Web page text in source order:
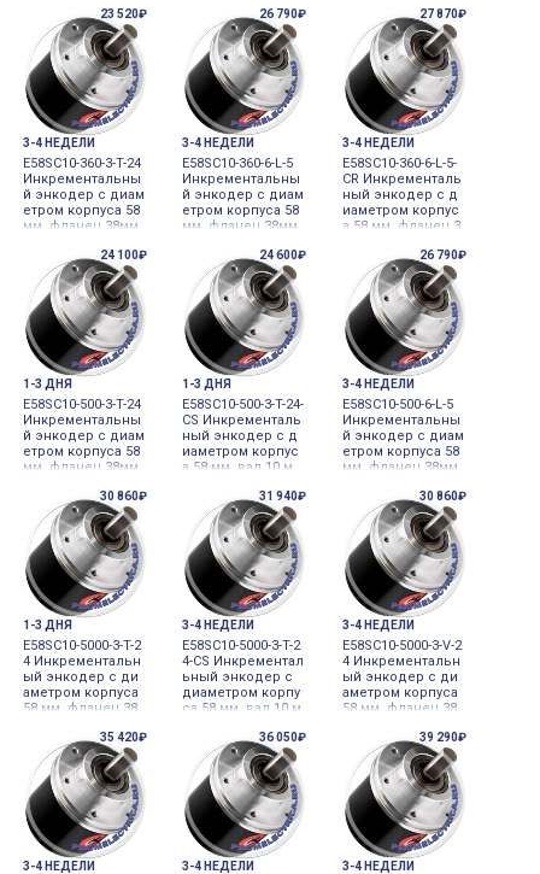
мп/об, выход Lin
e driver Autonics
0 имп/об, выход
Totem pole Autoni
cs
00 имп/об, выход
NPN Autonics
23 520₽
3-4 НЕДЕЛИ
E58SC10-360-3-T-24
Инкрементальны
й энкодер с диам
етром корпуса 58
мм, фланец 38мм,
п/об, выход Tote
m pole Autonics
26 790₽
3-4 НЕДЕЛИ
E58SC10-360-6-L-5
Инкрементальны
й энкодер с диам
етром корпуса 58
мм, фланец 38мм,
п/об, выход Line
driver Autonics
27 870₽
3-4 НЕДЕЛИ
E58SC10-360-6-L-5-
CR Инкременталь
ный энкодер с д
иаметром корпус
а 58 мм, фланец 3
0 имп/об, выход L
ine driver Autonics
24 100₽
1-3 ДНЯ
E58SC10-500-3-T-24
Инкрементальны
й энкодер с диам
етром корпуса 58
мм, фланец 38мм,
п/об, выход Tote
m pole Autonics
24 600₽
1-3 ДНЯ
E58SC10-500-3-T-24-
CS Инкременталь
ный энкодер с д
иаметром корпус
а 58 мм, вал 10 м
ход Totem Pole, 2
4VDC Autonics
26 790₽
3-4 НЕДЕЛИ
E58SC10-500-6-L-5
Инкрементальны
й энкодер с диам
етром корпуса 58
мм, фланец 38мм,
п/об, выход Line
driver Autonics
30 860₽
1-3 ДНЯ
E58SC10-5000-3-T-2
4 Инкрементальн
ый энкодер с ди
аметром корпуса
58 мм, фланец 38
0 имп/об, выход
Totem pole Autoni
cs
31 940₽
3-4 НЕДЕЛИ
E58SC10-5000-3-T-2
4-CS Инкрементал
ьный энкодер с
диаметром корпу
са 58 мм, вал 10 м
ыход Totem Pole,
24VD Autonics
30 860₽
3-4 НЕДЕЛИ
E58SC10-5000-3-V-2
4 Инкрементальн
ый энкодер с ди
аметром корпуса
58 мм, фланец 38
0 имп/об, выход
Voltage output Aut
onics
35 420₽
3-4 НЕДЕЛИ
36 050₽
3-4 НЕДЕЛИ
39 290₽
3-4 НЕДЕЛИ